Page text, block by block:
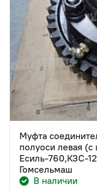
Муфта
полуоси левая
Есиль-760,КЗС-
Гомсельмаш
В наличии